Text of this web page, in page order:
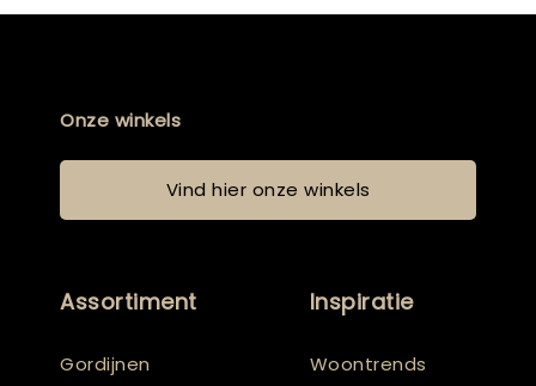
Onze winkels
Vind hier onze winkels
Assortiment
Gordijnen
Inspiratie
Woontrends